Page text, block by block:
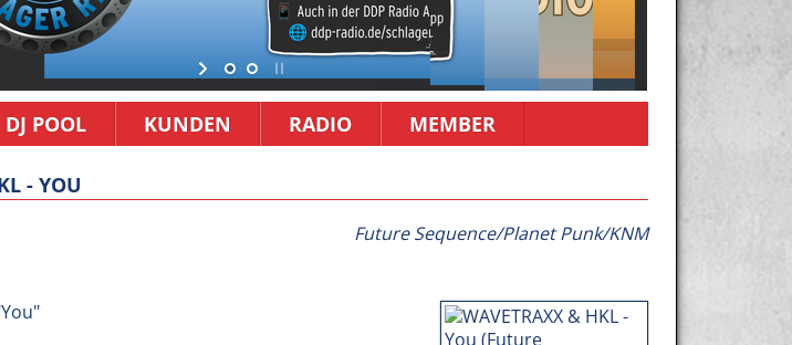
DJ POOL KUNDEN RADIO MEMBER
- YOU
Future Sequence/Planet Punk/KNM